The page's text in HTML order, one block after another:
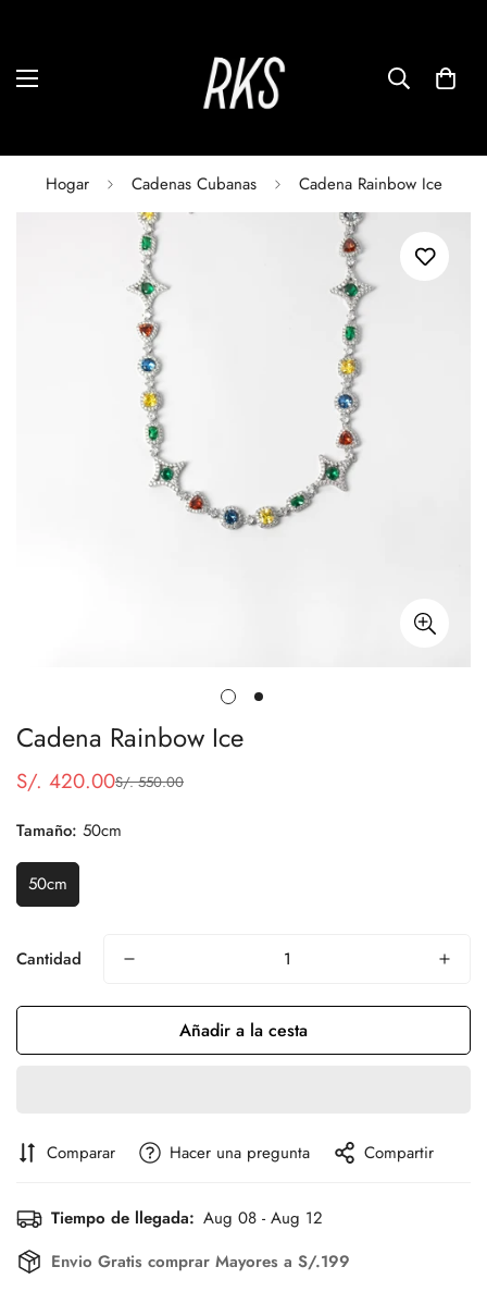
Hogar Cadenas Cubanas Cadena Rainbow Ice
Cadena Rainbow Ice
Precio
venta
S/. 420.00
Precio
S/. 550.00
Tamaño: 50cm
50cm
Cantidad
Añadir a la cesta
Comparar Hacer una pregunta Compartir
Tiempo de llegada: Aug 08 - Aug 12
Envio Gratis comprar Mayores a S/.199